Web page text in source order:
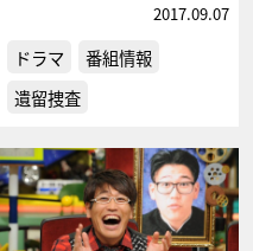
2017.09.07
ドラマ
番組情報
遺留捜査